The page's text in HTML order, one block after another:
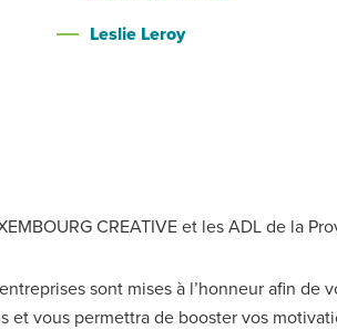
Leslie Leroy
CREATIVE et les ADL de la
sont mises à l’honneur afin de
et vous permettra de booster vos